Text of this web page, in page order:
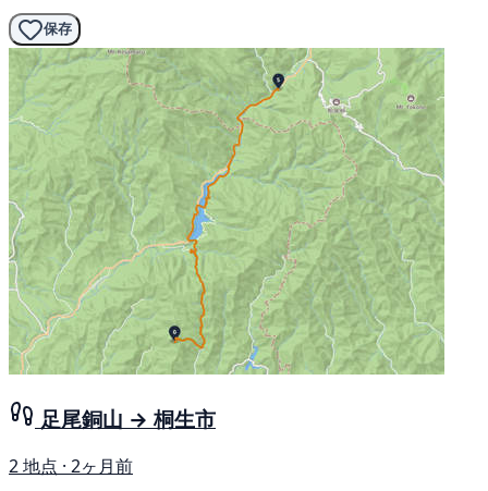
保存
足尾銅山 → 桐生市
2 地点 · 2ヶ月前